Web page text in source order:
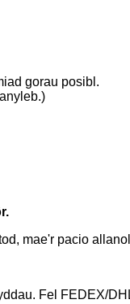
gorau posibl.
mae'r pacio
Fel FEDEX/